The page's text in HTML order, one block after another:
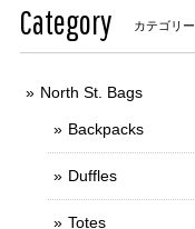
Category カテゴリー
North St. Bags
Backpacks
Duffles
Totes